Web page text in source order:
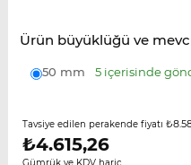
Ürün büyüklüğü ve
50 mm 5 içerisinde
Tavsiye edilen perakende fiyatı
₺4.615,26